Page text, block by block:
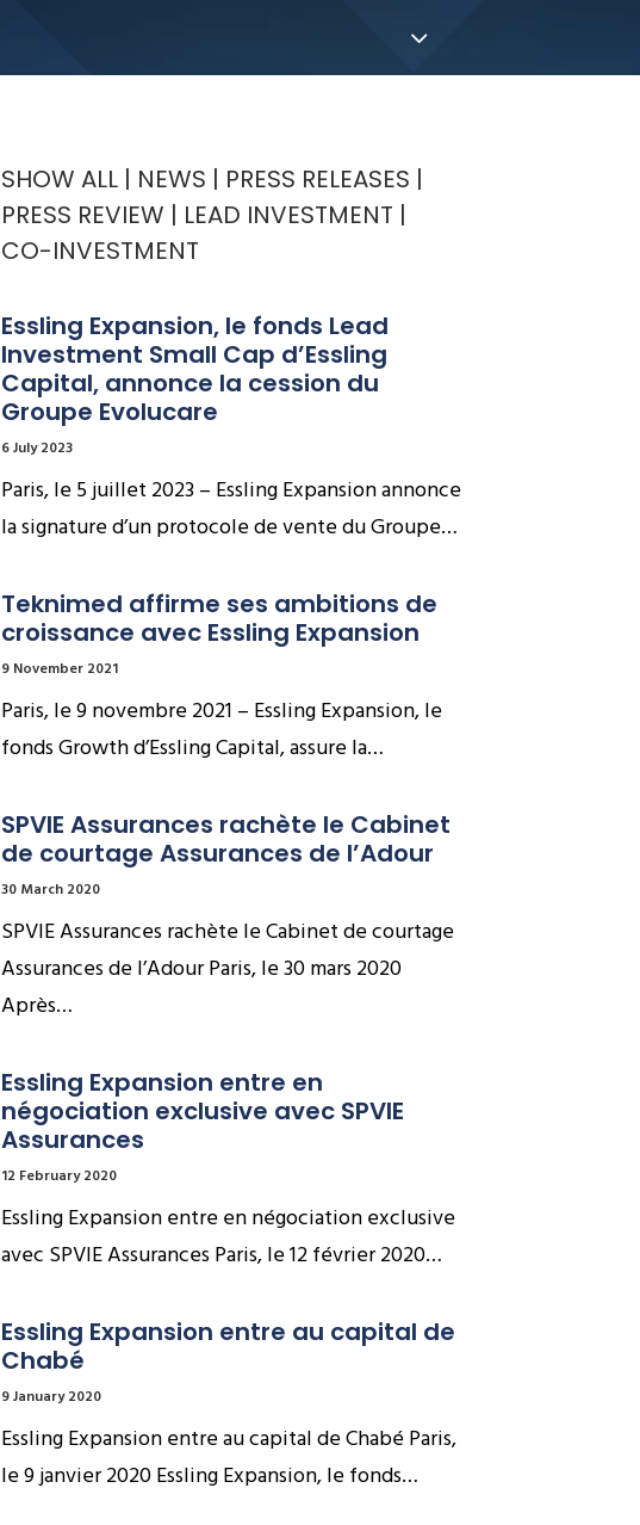
SHOW ALL NEWS
PRESS RELEASES
PRESS REVIEW
LEAD INVESTMENT
CO-INVESTMENT
Essling Expansion, le fonds Lead
Investment Small Cap d’Essling
Capital, annonce la cession du
Groupe Evolucare
6 July 2023
Paris, le 5 juillet 2023 – Essling Expansion annonce
la signature d’un protocole de vente du Groupe…
Teknimed affirme ses ambitions de
croissance avec Essling Expansion
9 November 2021
Paris, le 9 novembre 2021 – Essling Expansion, le
fonds Growth d’Essling Capital, assure la…
SPVIE Assurances rachète le Cabinet
de courtage Assurances de l’Adour
30 March 2020
SPVIE Assurances rachète le Cabinet de courtage
Assurances de l’Adour Paris, le 30 mars 2020
Après…
Essling Expansion entre en
négociation exclusive avec SPVIE
Assurances
12 February 2020
Essling Expansion entre en négociation exclusive
avec SPVIE Assurances Paris, le 12 février 2020…
Essling Expansion entre au capital de
Chabé
9 January 2020
Essling Expansion entre au capital de Chabé Paris,
le 9 janvier 2020 Essling Expansion, le fonds…